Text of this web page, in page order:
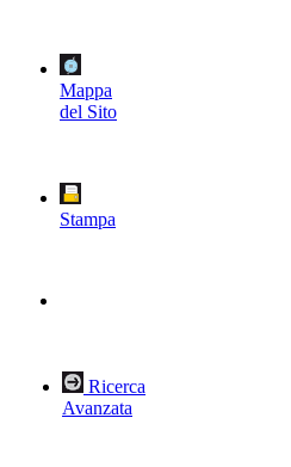
Mappa
del Sito
Stampa
Ricerca
Avanzata